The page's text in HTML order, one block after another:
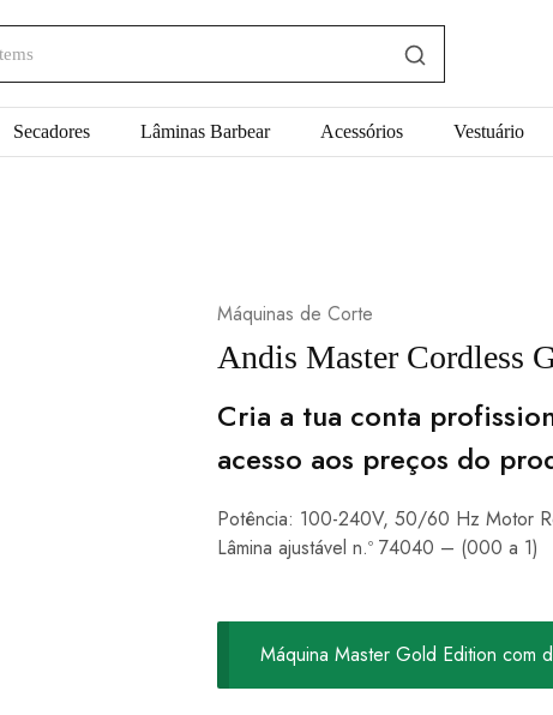
Secadores Lâminas Barbear Acessórios Vestuário
Máquinas de Corte
Andis Master Cordless
Cria a tua conta
acesso aos preços do
Potência: 100-240V, 50/60 Hz Motor
Lâmina ajustável n.º 74040 – (000 a 1)
Máquina Master Gold Edition com